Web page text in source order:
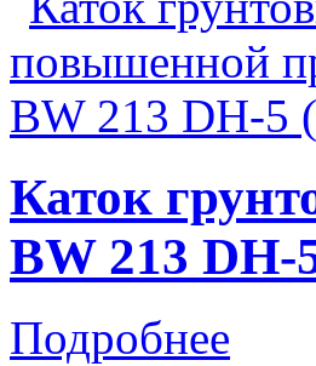
Каток
BW 213 DH-
Подробнее